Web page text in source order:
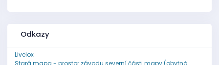
Odkazy
Livelox
Stará mapa - prostor závodu severní části mapy (obytná